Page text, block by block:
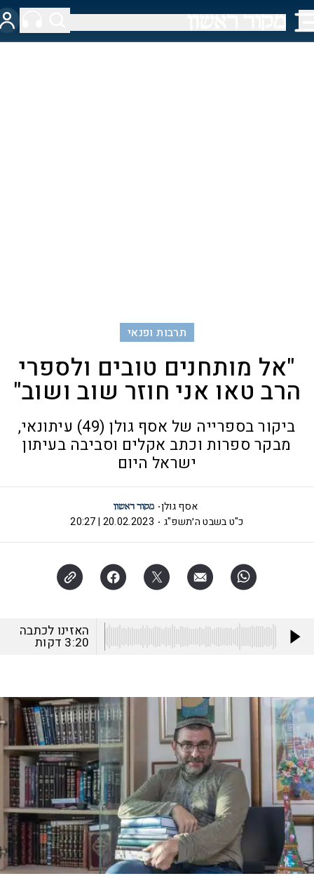
תרבות ופנאי
"אל מותחנים טובים ולספרי
הרב טאו אני חוזר שוב ושוב"
ביקור בספרייה של אסף גולן (49) עיתונאי,
מבקר ספרות וכתב אקלים וסביבה בעיתון
ישראל היום
אסף גולן
כ"ט בשבט ה׳תשפ"ג
20.02.2023 | 20:27
האזינו לכתבה
3:20 דקות